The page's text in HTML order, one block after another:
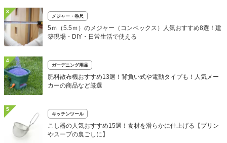
3
メジャー・巻尺
5ｍ（5.5ｍ）のメジャー（コンベックス）人気おすすめ8選！建
築現場・DIY・日常生活で使える
4
ガーデニング用品
肥料散布機おすすめ13選！背負い式や電動タイプも！人気メー
カーの商品など厳選
5
キッチンツール
こし器の人気おすすめ15選！食材を滑らかに仕上げる【プリン
やスープの裏ごしに】